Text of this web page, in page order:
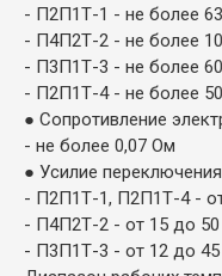
- П2П1Т-1 - не более 63
- П4П2Т-2 - не более
- П3П1Т-3 - не более 60
- П2П1Т-4 - не более 50
● Сопротивление
- не более 0,07 Ом
● Усилие
- П2П1Т-1, П2П1Т-4 -
- П4П2Т-2 - от 15 до
- П3П1Т-3 - от 12 до